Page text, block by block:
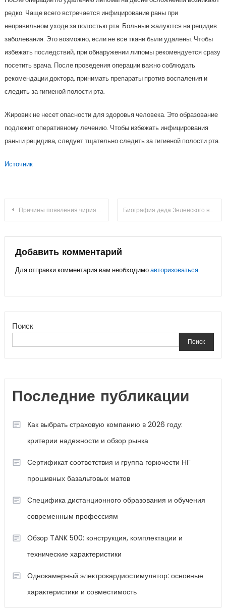
редко. Чаще всего встречается инфицирование раны при
неправильном уходе за полостью рта. Больные жалуются на рецидив
заболевания. Это возможно, если не все ткани были удалены. Чтобы
избежать последствий, при обнаружении липомы рекомендуется сразу
посетить врача. После проведения операции важно соблюдать
рекомендации доктора, принимать препараты против воспаления и
следить за гигиеной полости рта.
Жировик не несет опасности для здоровья человека. Это образование
подлежит оперативному лечению. Чтобы избежать инфицирования
раны и рецидива, следует тщательно следить за гигиеной полости рта.
Источник
Навигация
по
записям
Причины появления чирия на глазу и возможные осложнения Биография деда Зеленского на Википедии — от детства во времена СССР до влияния на политическую карьеру Владимира Зеленского
Добавить комментарий
Для отправки комментария вам необходимоавторизоваться.
Поиск
Поиск
Последние публикации
Как выбрать страховую компанию в 2026 году:
критерии надежности и обзор рынка
Сертификат соответствия и группа горючести НГ
прошивных базальтовых матов
Специфика дистанционного образования и обучения
современным профессиям
Обзор TANK 500: конструкция, комплектации и
технические характеристики
Однокамерный электрокардиостимулятор: основные
характеристики и совместимость